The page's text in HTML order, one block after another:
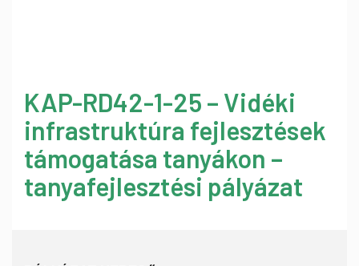
KAP-RD42-1-25 – Vidéki
infrastruktúra fejlesztések
támogatása tanyákon –
tanyafejlesztési pályázat